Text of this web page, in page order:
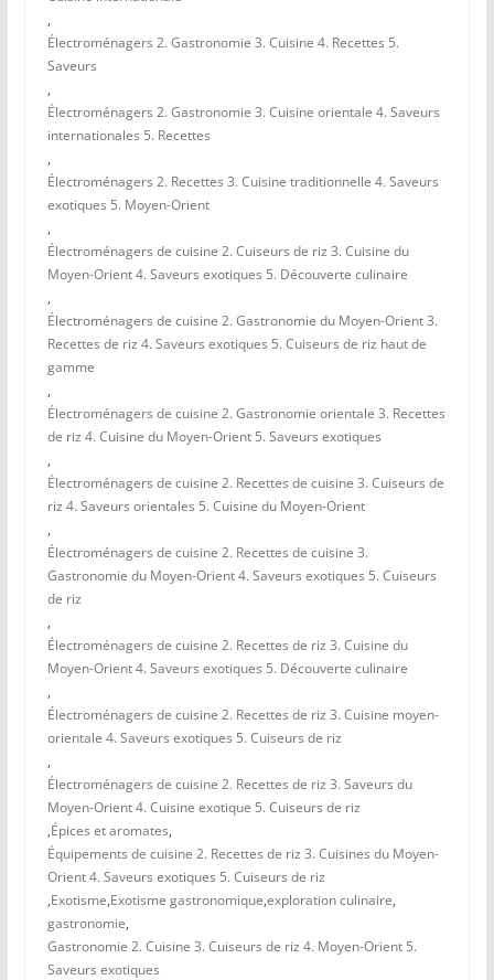
,
Électroménagers 2. Gastronomie 3. Cuisine 4. Recettes 5.
Saveurs
,
Électroménagers 2. Gastronomie 3. Cuisine orientale 4. Saveurs
internationales 5. Recettes
,
Électroménagers 2. Recettes 3. Cuisine traditionnelle 4. Saveurs
exotiques 5. Moyen-Orient
,
Électroménagers de cuisine 2. Cuiseurs de riz 3. Cuisine du
Moyen-Orient 4. Saveurs exotiques 5. Découverte culinaire
,
Électroménagers de cuisine 2. Gastronomie du Moyen-Orient 3.
Recettes de riz 4. Saveurs exotiques 5. Cuiseurs de riz haut de
gamme
,
Électroménagers de cuisine 2. Gastronomie orientale 3. Recettes
de riz 4. Cuisine du Moyen-Orient 5. Saveurs exotiques
,
Électroménagers de cuisine 2. Recettes de cuisine 3. Cuiseurs de
riz 4. Saveurs orientales 5. Cuisine du Moyen-Orient
,
Électroménagers de cuisine 2. Recettes de cuisine 3.
Gastronomie du Moyen-Orient 4. Saveurs exotiques 5. Cuiseurs
de riz
,
Électroménagers de cuisine 2. Recettes de riz 3. Cuisine du
Moyen-Orient 4. Saveurs exotiques 5. Découverte culinaire
,
Électroménagers de cuisine 2. Recettes de riz 3. Cuisine moyen-
orientale 4. Saveurs exotiques 5. Cuiseurs de riz
,
Électroménagers de cuisine 2. Recettes de riz 3. Saveurs du
Moyen-Orient 4. Cuisine exotique 5. Cuiseurs de riz
,Épices et aromates,
Équipements de cuisine 2. Recettes de riz 3. Cuisines du Moyen-
Orient 4. Saveurs exotiques 5. Cuiseurs de riz
,Exotisme,Exotisme gastronomique,exploration culinaire,
gastronomie,
Gastronomie 2. Cuisine 3. Cuiseurs de riz 4. Moyen-Orient 5.
Saveurs exotiques